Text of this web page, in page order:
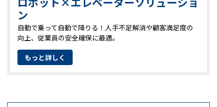
ン
自動で乗って自動で降りる！人手不足解消や顧客満足度の
向上、従業員の安全確保に最適。
もっと詳しく